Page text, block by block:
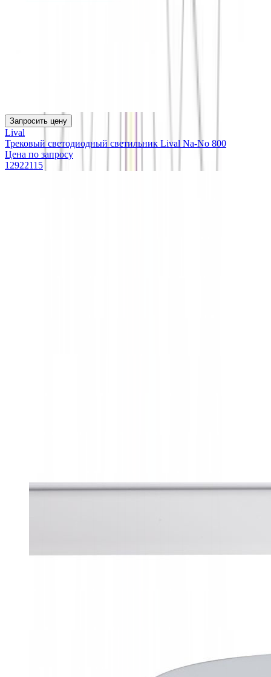
Запросить цену
Lival
Трековый светодиодный светильник Lival Na-No 800
Цена по запросу
12922115